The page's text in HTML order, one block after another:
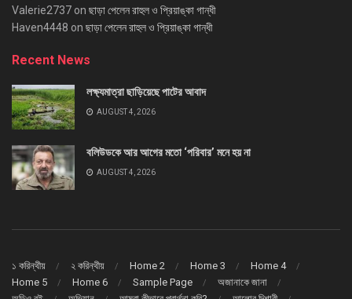
Valerie2737 on ছাড়া পেলেন রাহুল ও প্রিয়াঙ্কা গান্ধী
Haven4448 on ছাড়া পেলেন রাহুল ও প্রিয়াঙ্কা গান্ধী
Recent News
লক্ষ্যমাত্রা ছাড়িয়েছে পাটের আবাদ
AUGUST 4, 2026
বলিউডকে আর আগের মতো ‘পরিবার’ মনে হয় না
AUGUST 4, 2026
১ করিন্থীয় ২ করিন্থীয় Home 2 Home 3
Home 4
Home 5
Home 6 Sample Page
অজানাকে জানা